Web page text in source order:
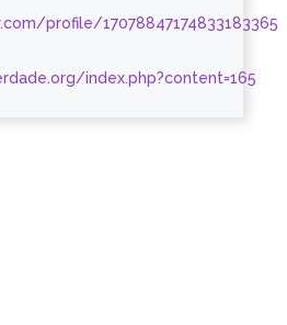
profile/17078847174833183365
index.php?content=165